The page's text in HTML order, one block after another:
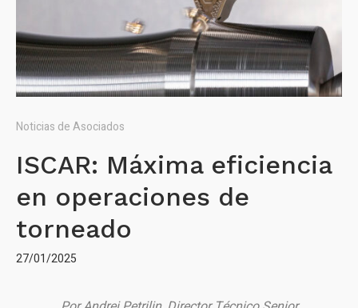
Noticias de Asociados
ISCAR: Máxima eficiencia
en operaciones de
torneado
27/01/2025